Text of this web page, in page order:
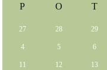
P O T
27 28 29
4 5 6
11 12 13